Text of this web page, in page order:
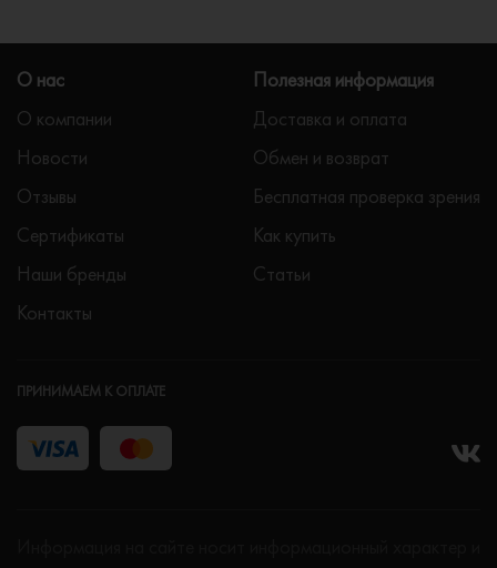
О нас
О компании
Новости
Отзывы
Сертификаты
Наши бренды
Контакты
Полезная информация
Доставка и оплата
Обмен и возврат
Бесплатная проверка зрения
Как купить
Статьи
ПРИНИМАЕМ К ОПЛАТЕ